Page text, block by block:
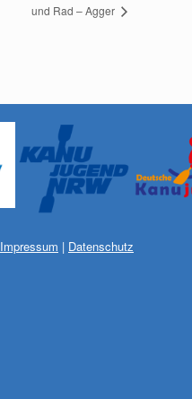
und Rad – Agger
Impressum | Datenschutz